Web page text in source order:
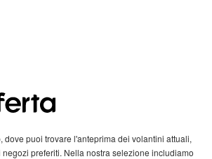
dove puoi trovare l'anteprima dei volantini attuali,
preferiti. Nella nostra selezione includiamo